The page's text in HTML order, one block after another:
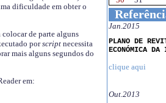
dificuldade em obter o
de parte alguns
porscriptnecessita
mais alguns segundos do
em:
Jan.2015
PLANO DE
ECONÓMICA
clique aqui
Out.2013